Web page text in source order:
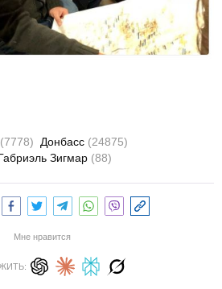
(7778) Донбасс (24875)
Зигмар (88)
Мне нравится